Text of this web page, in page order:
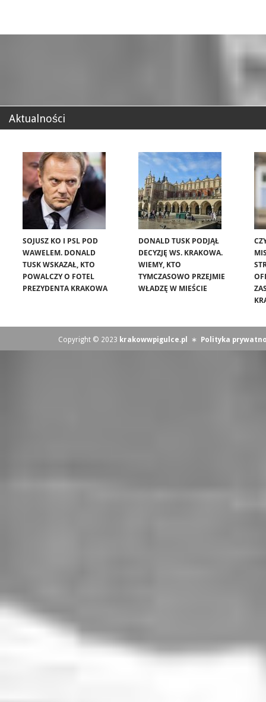
Aktualności
SOJUSZ KO I PSL POD
WAWELEM. DONALD
TUSK WSKAZAŁ, KTO
POWALCZY O FOTEL
PREZYDENTA KRAKOWA
DONALD TUSK PODJĄŁ
DECYZJĘ WS. KRAKOWA.
WIEMY, KTO
TYMCZASOWO PRZEJMIE
WŁADZĘ W MIEŚCIE
Copyright © 2023 krakowwpigulce.pl ∗ Polityka